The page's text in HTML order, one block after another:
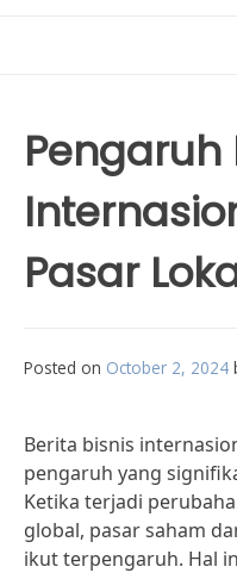
Pengaruh
Pasar
Posted on October 2, 2024
Berita bisnis
pengaruh yang
Ketika terjadi
global, pasar saham
ikut terpengaruh. Hal